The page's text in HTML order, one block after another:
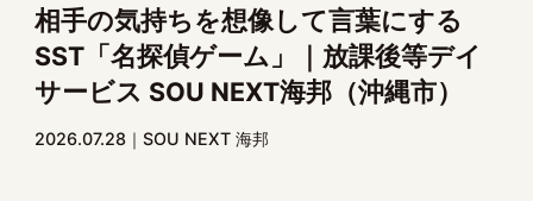
相手の気持ちを想像して言葉にする
SST「名探偵ゲーム」｜放課後等デイ
サービス SOU NEXT海邦（沖縄市）
2026.07.28 SOU NEXT 海邦